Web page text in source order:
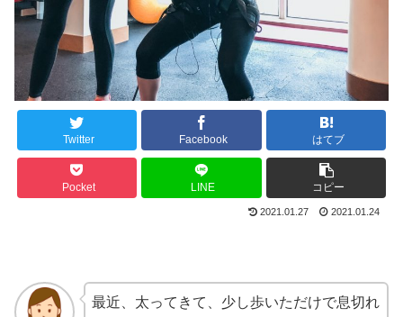
Twitter Facebook はてブ
Pocket LINE コピー
2021.01.27 2021.01.24
最近、太ってきて、少し歩いただけで息切れ